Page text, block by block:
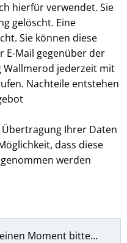
hierfür verwendet. Sie
gelöscht. Eine
Sie können diese
E-Mail gegenüber der
jederzeit mit
Nachteile entstehen
Ihrer Daten
dass diese
werden
Moment bitte…